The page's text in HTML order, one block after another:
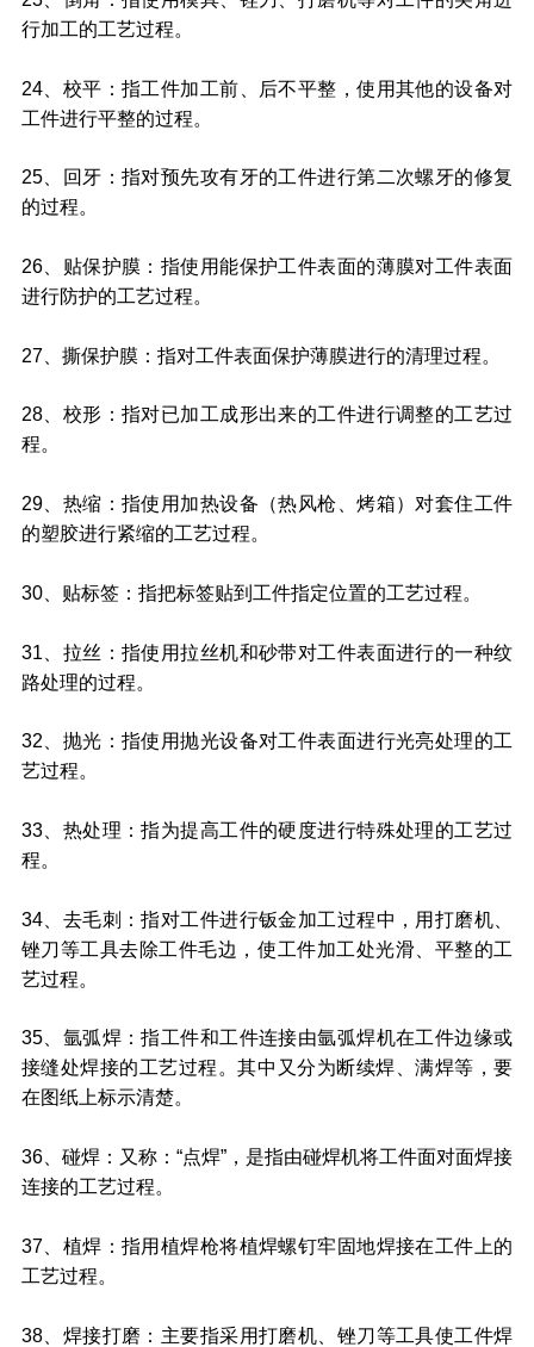
行加工的工艺过程。
24、校平：指工件加工前、后不平整，使用其他的设备对
工件进行平整的过程。
25、回牙：指对预先攻有牙的工件进行第二次螺牙的修复
的过程。
26、贴保护膜：指使用能保护工件表面的薄膜对工件表面
进行防护的工艺过程。
27、撕保护膜：指对工件表面保护薄膜进行的清理过程。
28、校形：指对已加工成形出来的工件进行调整的工艺过
程。
29、热缩：指使用加热设备（热风枪、烤箱）对套住工件
的塑胶进行紧缩的工艺过程。
30、贴标签：指把标签贴到工件指定位置的工艺过程。
31、拉丝：指使用拉丝机和砂带对工件表面进行的一种纹
路处理的过程。
32、抛光：指使用抛光设备对工件表面进行光亮处理的工
艺过程。
33、热处理：指为提高工件的硬度进行特殊处理的工艺过
程。
34、去毛刺：指对工件进行钣金加工过程中，用打磨机、
锉刀等工具去除工件毛边，使工件加工处光滑、平整的工
艺过程。
35、氩弧焊：指工件和工件连接由氩弧焊机在工件边缘或
接缝处焊接的工艺过程。其中又分为断续焊、满焊等，要
在图纸上标示清楚。
36、碰焊：又称：“点焊”，是指由碰焊机将工件面对面焊接
连接的工艺过程。
37、植焊：指用植焊枪将植焊螺钉牢固地焊接在工件上的
工艺过程。
38、焊接打磨：主要指采用打磨机、锉刀等工具使工件焊